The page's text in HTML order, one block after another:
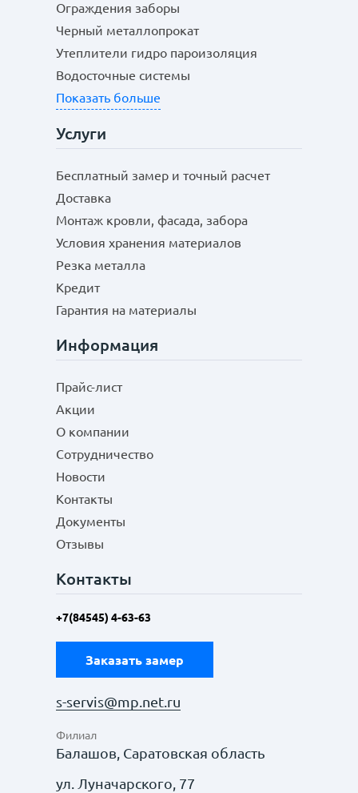
Ограждения заборы
Черный металлопрокат
Утеплители гидро пароизоляция
Водосточные системы
Показать больше
Услуги
Бесплатный замер и точный расчет
Доставка
Монтаж кровли, фасада, забора
Условия хранения материалов
Резка металла
Кредит
Гарантия на материалы
Информация
Прайс-лист
Акции
О компании
Сотрудничество
Новости
Контакты
Документы
Отзывы
Контакты
+7(84545) 4-63-63
Заказать замер
s-servis@mp.net.ru
Филиал
Балашов, Саратовская область
ул. Луначарского, 77